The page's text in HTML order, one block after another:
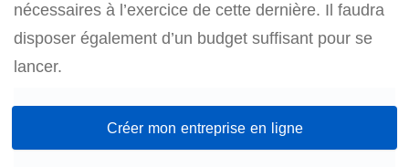
nécessaires à l’exercice de cette dernière. Il faudra
disposer également d’un budget suffisant pour se
lancer.
Créer mon entreprise en ligne